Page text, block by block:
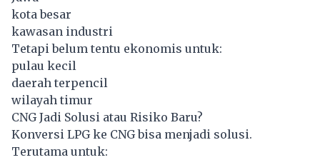
kota besar
kawasan industri
Tetapi belum tentu ekonomis untuk:
pulau kecil
daerah terpencil
wilayah timur
CNG Jadi Solusi atau Risiko Baru?
Konversi LPG ke CNG bisa menjadi solusi.
Terutama untuk: